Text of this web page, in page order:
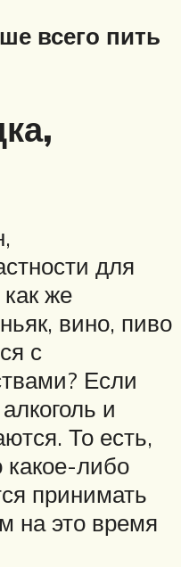
всего пить
для
же
вино, пиво
с
Если
и
То есть,
какое-либо
принимать
на это время